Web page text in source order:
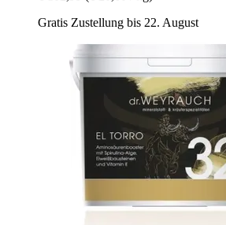
Gratis Zustellung bis 22. August